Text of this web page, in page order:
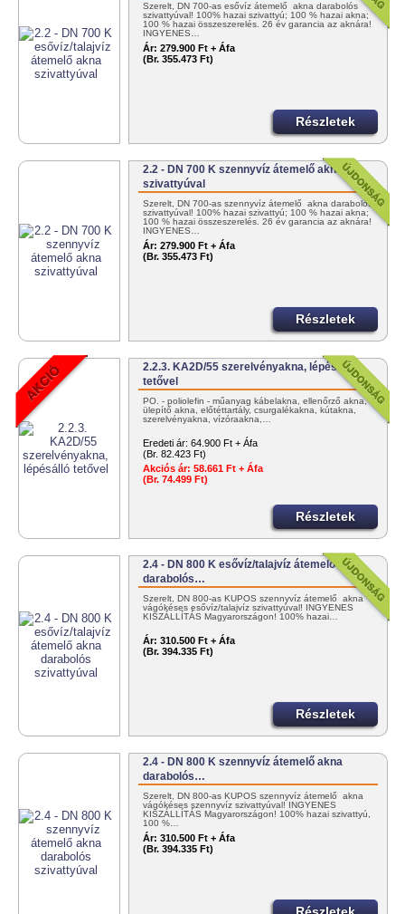
Szerelt, DN 700-as esővíz átemelő akna darabolós
szivattyúval! 100% hazai szivattyú; 100 % hazai akna;
100 % hazai összeszerelés. 26 év garancia az aknára!
INGYENES…
Ár: 279.900 Ft + Áfa
(Br. 355.473 Ft)
Részletek
2.2 - DN 700 K szennyvíz átemelő akna
szivattyúval
Szerelt, DN 700-as szennyvíz átemelő akna darabolós
szivattyúval! 100% hazai szivattyú; 100 % hazai akna;
100 % hazai összeszerelés. 26 év garancia az aknára!
INGYENES…
Ár: 279.900 Ft + Áfa
(Br. 355.473 Ft)
Részletek
2.2.3. KA2D/55 szerelvényakna, lépésálló
tetővel
PO. - poliolefin - műanyag kábelakna, ellenőrző akna,
ülepítő akna, előtéttartály, csurgalékakna, kútakna,
szerelvényakna, vízóraakna,…
Eredeti ár: 64.900 Ft + Áfa
(Br. 82.423 Ft)
Akciós ár: 58.661 Ft + Áfa
(Br. 74.499 Ft)
Részletek
2.4 - DN 800 K esővíz/talajvíz átemelő akna
darabolós…
Szerelt, DN 800-as KÚPOS szennyvíz átemelő akna
vágókéses esővíz/talajvíz szivattyúval! INGYENES
KISZÁLLÍTÁS Magyarországon! 100% hazai…
Ár: 310.500 Ft + Áfa
(Br. 394.335 Ft)
Részletek
2.4 - DN 800 K szennyvíz átemelő akna
darabolós…
Szerelt, DN 800-as KÚPOS szennyvíz átemelő akna
vágókéses szennyvíz szivattyúval! INGYENES
KISZÁLLÍTÁS Magyarországon! 100% hazai szivattyú,
100 %…
Ár: 310.500 Ft + Áfa
(Br. 394.335 Ft)